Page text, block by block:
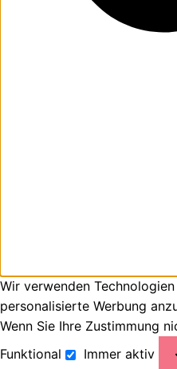
Wir verwenden
personalisierte Werbung
Wenn Sie Ihre Zustimmung
Funktional
Immer aktiv